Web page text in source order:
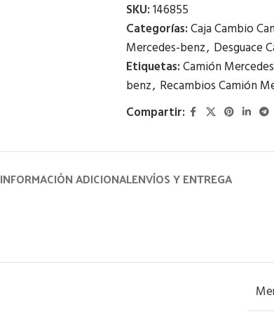
SKU:146855
Categorías:Caja Cambio
Mercedes-benz, Desguace
Etiquetas:Camión
benz, Recambios Camión
Compartir:
INFORMACIÓN ADICIONALENVÍOS Y ENTREGA